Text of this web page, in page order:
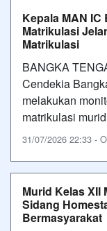
Kepala MAN
Matrikulasi
Matrikulasi
BANGKA
Cendekia
melakukan
matrikulasi
31/07/2026 22:33 -
Murid Kelas XII
Sidang
Bermasyarakat